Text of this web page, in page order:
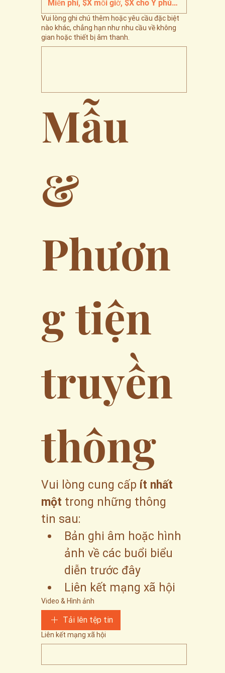
Vui lòng ghi chú thêm hoặc yêu cầu đặc biệt
nào khác, chẳng hạn như nhu cầu về không
gian hoặc thiết bị âm thanh.
Mẫu
&
Phươn
g tiện
truyền
thông
Vui lòng cung cấp ít nhất
một trong những thông
tin sau:
Bản ghi âm hoặc hình
ảnh về các buổi biểu
diễn trước đây
Liên kết mạng xã hội
Video & Hình ảnh
Tải lên tệp tin
Liên kết mạng xã hội